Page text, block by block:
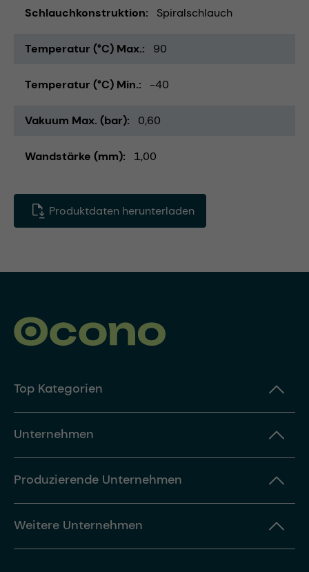
Schlauchkonstruktion Spiralschlauch
Temperatur (°C) Max. 90
Temperatur (°C) Min. -40
Vakuum Max. (bar) 0,60
Wandstärke (mm) 1,00
Produktdaten herunterladen
Top Kategorien
Unternehmen
Produzierende Unternehmen
Weitere Unternehmen